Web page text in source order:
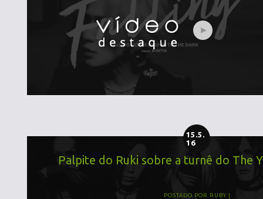
15.5.
16
Palpite do Ruki sobre a turnê do The
POSTADO POR RUBY